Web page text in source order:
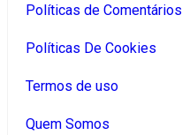
Políticas de Comentários
Políticas De Cookies
Termos de uso
Quem Somos